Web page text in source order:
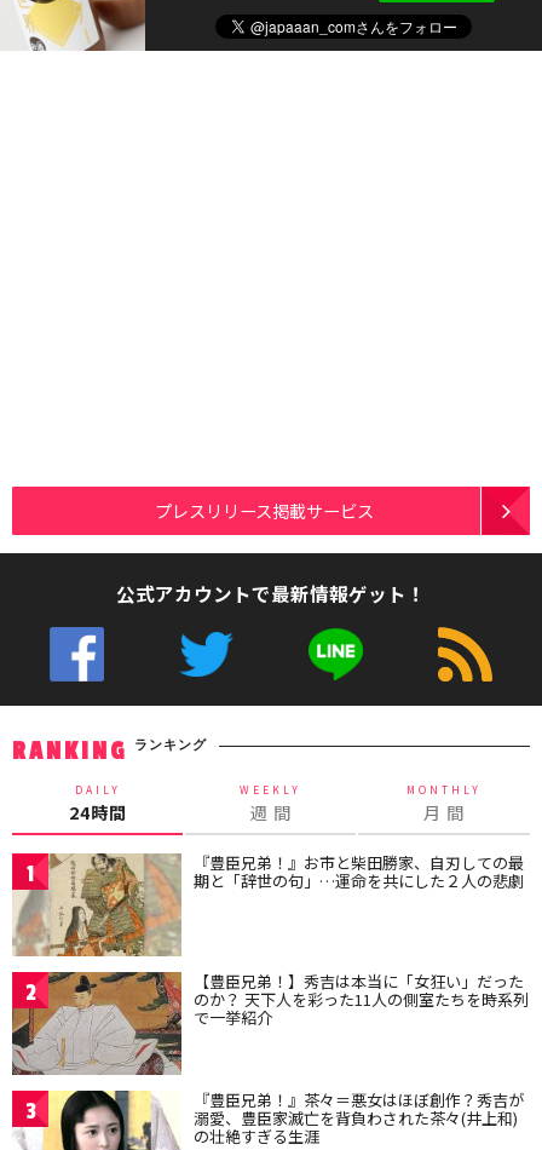
プレスリリース掲載サービス
公式アカウントで最新情報ゲット！
RANKING ランキング
DAILY
24時間
WEEKLY
週 間
MONTHLY
月 間
1 『豊臣兄弟！』お市と柴田勝家、自刃しての最
期と「辞世の句」…運命を共にした２人の悲劇
2 【豊臣兄弟！】秀吉は本当に「女狂い」だった
のか？ 天下人を彩った11人の側室たちを時系列
で一挙紹介
3 『豊臣兄弟！』茶々＝悪女はほぼ創作？秀吉が
溺愛、豊臣家滅亡を背負わされた茶々(井上和)
の壮絶すぎる生涯